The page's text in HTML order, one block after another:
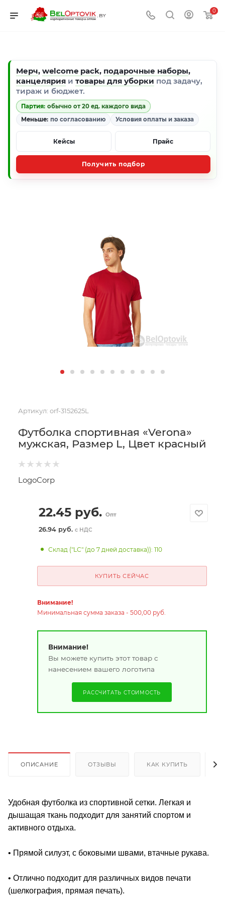
0
Мерч, welcome pack, подарочные наборы,
канцелярия и товары для уборки под задачу,
тираж и бюджет.
Партия: обычно от 20 ед. каждого вида
Меньше: по согласованию Условия оплаты и заказа
Кейсы Прайс
Получить подбор
Артикул: orf-3152625L
Футболка спортивная «Verona»
мужская, Размер L, Цвет красный
LogoCorp
22.45руб. Опт
26.94 руб. с НДС
Склад ("LC" (до 7 дней доставка)): 110
КУПИТЬ СЕЙЧАС
Внимание!
Минимальная сумма заказа - 500,00 руб.
Внимание!
Вы можете купить этот товар с
нанесением вашего логотипа
РАССЧИТАТЬ СТОИМОСТЬ
ОПИСАНИЕ ОТЗЫВЫ КАК КУПИТЬ
Удобная футболка из спортивной сетки. Легкая и
дышащая ткань подходит для занятий спортом и
активного отдыха.
• Прямой силуэт, с боковыми швами, втачные рукава.
• Отлично подходит для различных видов печати
(шелкография, прямая печать).